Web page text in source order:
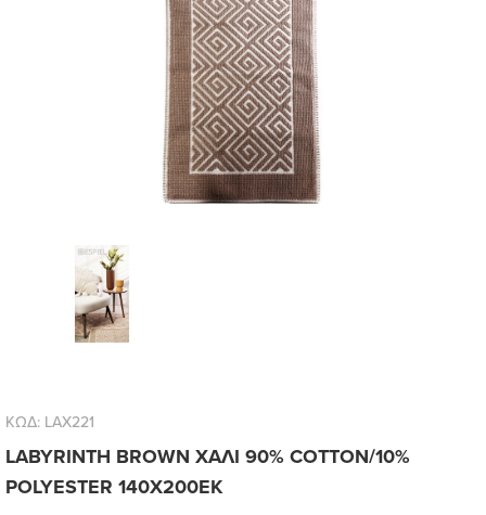
ΚΩΔ: LAX221
LABYRINTH BROWN ΧΑΛΙ 90% COTTON/10%
POLYESTER 140Χ200ΕΚ